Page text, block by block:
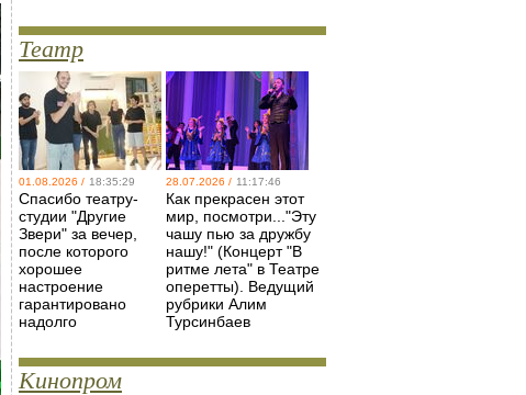
Театр
01.08.2026 / 18:35:29
Спасибо театру-
студии "Другие
Звери" за вечер,
после которого
хорошее
настроение
гарантировано
надолго
28.07.2026 / 11:17:46
Как прекрасен этот
мир, посмотри..."Эту
чашу пью за дружбу
нашу!" (Концерт "В
ритме лета" в Театре
оперетты). Ведущий
рубрики Алим
Турсинбаев
Кинопром